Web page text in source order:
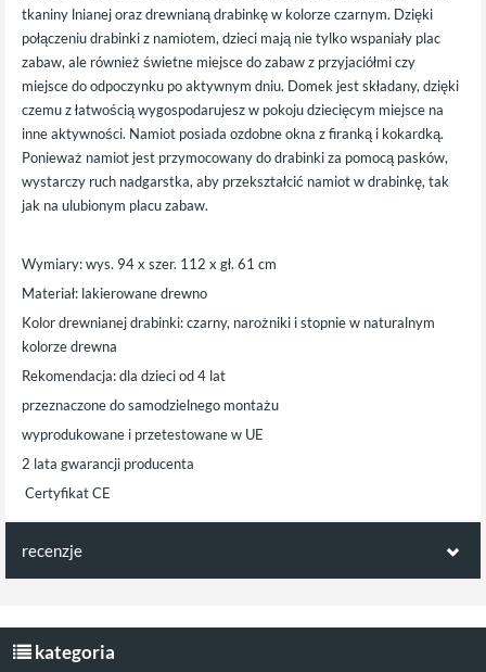
tkaniny lnianej oraz drewnianą drabinkę w kolorze czarnym. Dzięki
połączeniu drabinki z namiotem, dzieci mają nie tylko wspaniały plac
zabaw, ale również świetne miejsce do zabaw z przyjaciółmi czy
miejsce do odpoczynku po aktywnym dniu. Domek jest składany, dzięki
czemu z łatwością wygospodarujesz w pokoju dziecięcym miejsce na
inne aktywności. Namiot posiada ozdobne okna z firanką i kokardką.
Ponieważ namiot jest przymocowany do drabinki za pomocą pasków,
wystarczy ruch nadgarstka, aby przekształcić namiot w drabinkę, tak
jak na ulubionym placu zabaw.
Wymiary: wys. 94 x szer. 112 x gł. 61 cm
Materiał: lakierowane drewno
Kolor drewnianej drabinki: czarny, narożniki i stopnie w naturalnym
kolorze drewna
Rekomendacja: dla dzieci od 4 lat
przeznaczone do samodzielnego montażu
wyprodukowane i przetestowane w UE
2 lata gwarancji producenta
Certyfikat CE
recenzje
Napisz pierwszą recenzję jako klient!
kategoria